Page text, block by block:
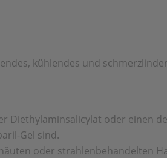
kühlendes und
Diethylaminsalicylat oder einen
Gel sind.
oder strahlenbehandelten